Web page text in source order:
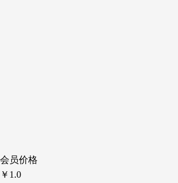
会员价格
￥1.0